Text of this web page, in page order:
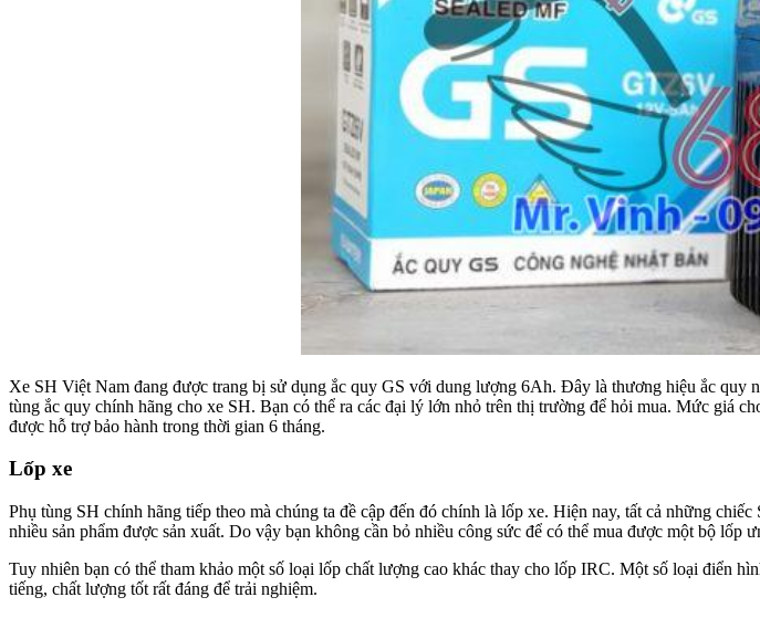
Xe SH Việt Nam đang được trang bị sử dụng ắc quy GS với dung lượng 6Ah. Đây là thương hiệu ắc
tùng ắc quy chính hãng cho xe SH. Bạn có thể ra các đại lý lớn nhỏ trên thị trường để hỏi mua. Mức giá
được hỗ trợ bảo hành trong thời gian 6 tháng.
Lốp xe
Phụ tùng SH chính hãng tiếp theo mà chúng ta đề cập đến đó chính là lốp xe. Hiện nay, tất cả những
nhiều sản phẩm được sản xuất. Do vậy bạn không cần bỏ nhiều công sức để có thể mua được một bộ
Tuy nhiên bạn có thể tham khảo một số loại lốp chất lượng cao khác thay cho lốp IRC. Một số loại
tiếng, chất lượng tốt rất đáng để trải nghiệm.